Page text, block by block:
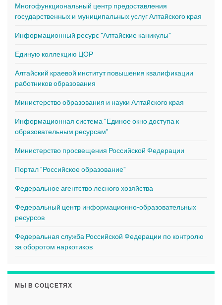
Многофункциональный центр предоставления
государственных и муниципальных услуг Алтайского края
Информационный ресурс "Алтайские каникулы"
Единую коллекцию ЦОР
Алтайский краевой институт повышения квалификации
работников образования
Министерство образования и науки Алтайского края
Информационная система "Единое окно доступа к
образовательным ресурсам"
Министерство просвещения Российской Федерации
Портал "Российское образование"
Федеральное агентство лесного хозяйства
Федеральный центр информационно-образовательных
ресурсов
Федеральная служба Российской Федерации по контролю
за оборотом наркотиков
МЫ В СОЦСЕТЯХ